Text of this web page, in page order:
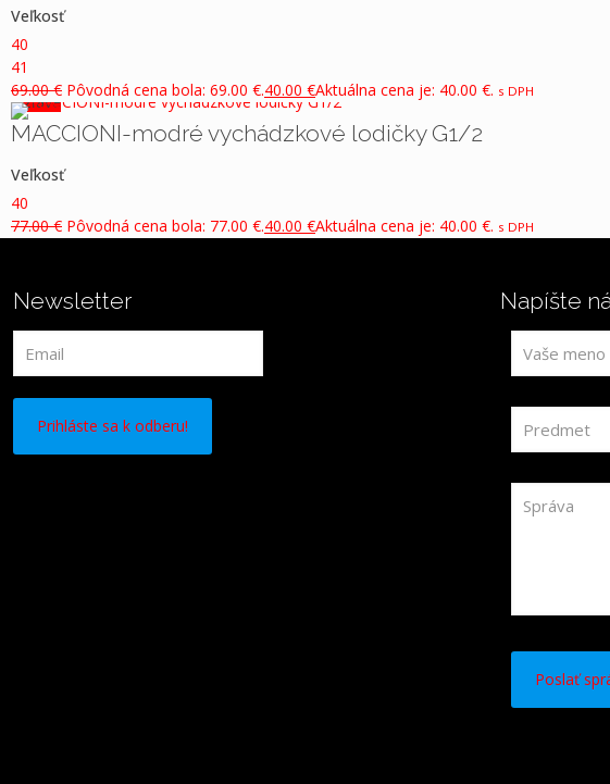
Veľkosť
40
41
69.00€ Pôvodná cena bola: 69.00 €.40.00 €Aktuálna cena je: 40.00 €. s DPH
V zľave
MACCIONI-modré vychádzkové lodičky G1/2
Veľkosť
40
77.00€ Pôvodná cena bola: 77.00 €.40.00 €Aktuálna cena je: 40.00 €. s DPH
Newsletter Napíšte